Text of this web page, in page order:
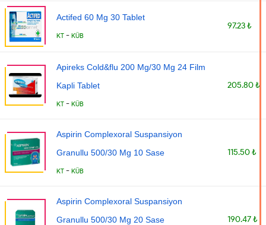
Actifed 60 Mg 30 Tablet
KT - KÜB
97.23 ₺
Apireks Cold&flu 200 Mg/30 Mg 24 Film
Kapli Tablet
KT - KÜB
205.80 ₺
Aspirin Complexoral Suspansiyon
Granullu 500/30 Mg 10 Sase
KT - KÜB
115.50 ₺
Aspirin Complexoral Suspansiyon
Granullu 500/30 Mg 20 Sase
190.47 ₺